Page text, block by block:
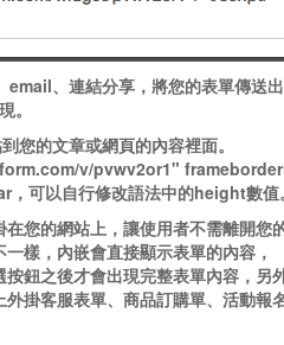
、連結分享，將您的表單傳送出
。
您的文章或網頁的內容裡面。
v/pvwv2or1"
可以自行修改語法中的height數值。
您的網站上，讓使用者不需離開您
樣，內嵌會直接顯示表單的內容，
鈕之後才會出現完整表單內容，另
掛客服表單、商品訂購單、活動報